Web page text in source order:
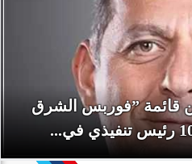
”فوربس الشرق